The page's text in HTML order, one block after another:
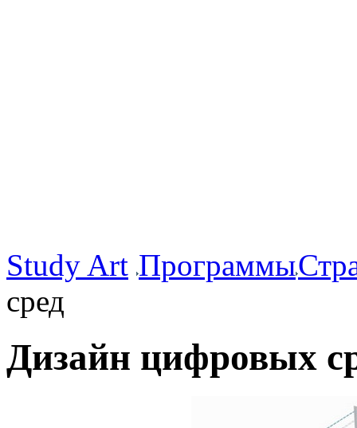
Study Art Программы
сред
Дизайн цифровых